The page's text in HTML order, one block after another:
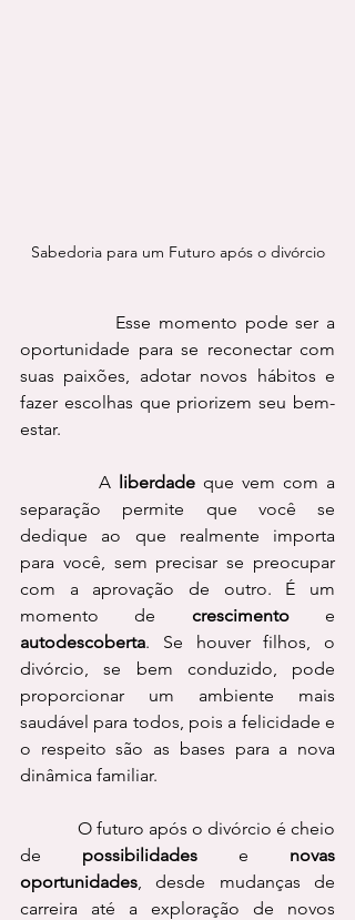
Sabedoria para um Futuro após o divórcio
oportunidade para se reconectar com
suas paixões, adotar novos hábitos e
fazer escolhas que priorizem seu bem-
estar.
          A
liberdade que vem com a
separação permite que você se
dedique ao que realmente importa
para você, sem precisar se preocupar
com a aprovação de outro. É um
momento de crescimento
autodescoberta. Se houver filhos, o
divórcio, se bem conduzido, pode
proporcionar um ambiente mais
saudável para todos, pois a felicidade e
o respeito são as bases para a nova
dinâmica familiar.
de possibilidades e novas
oportunidades , desde mudanças de
carreira até a exploração de novos